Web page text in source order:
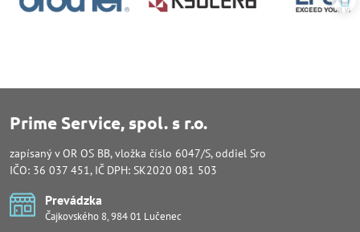
Prime Service, spol. s r.o.
zapísaný v OR OS BB, vložka číslo 6047/S, oddiel Sro
IČO: 36 037 451, IČ DPH: SK2020 081 503
Prevádzka
Čajkovského 8, 984 01 Lučenec